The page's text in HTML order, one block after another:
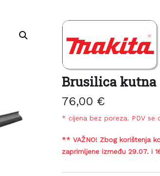
Brusilica kutna
76,00 €
* cijena bez poreza. PDV se
** VAŽNO! Zbog korištenja
zaprimljene između 29.07. i